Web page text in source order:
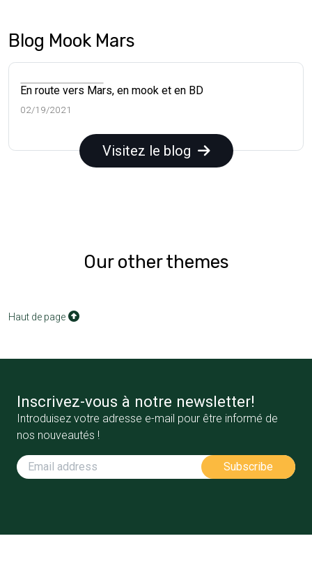
Blog Mook Mars
En route vers Mars, en mook et en BD
02/19/2021
Visitez le blog
Our other themes
Haut de page
Inscrivez-vous à notre newsletter!
Introduisez votre adresse e-mail pour être informé de
nos nouveautés !